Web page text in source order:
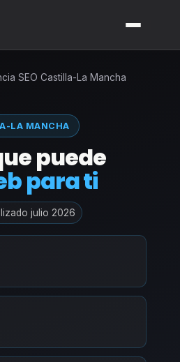
SEO Castilla-La Mancha
LA MANCHA
puede
para ti
julio 2026